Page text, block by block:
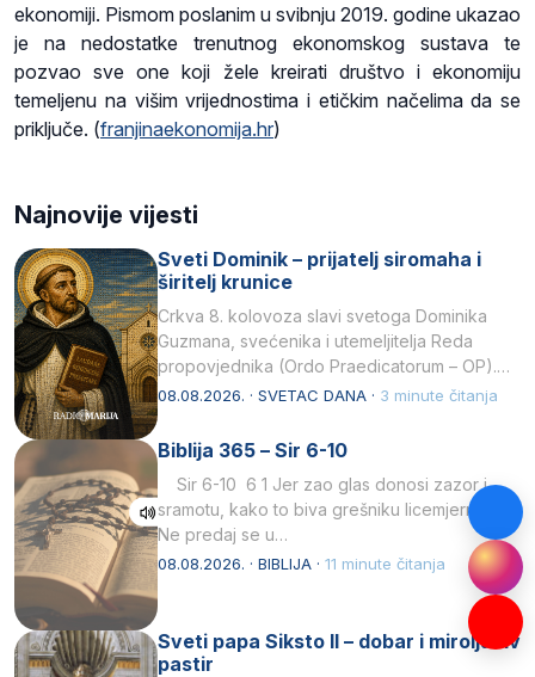
ekonomiji. Pismom poslanim u svibnju 2019. godine ukazao
je na nedostatke trenutnog ekonomskog sustava te
pozvao sve one koji žele kreirati društvo i ekonomiju
temeljenu na višim vrijednostima i etičkim načelima da se
priključe. (franjinaekonomija.hr)
Najnovije vijesti
Sveti Dominik – prijatelj siromaha i
širitelj krunice
Crkva 8. kolovoza slavi svetoga Dominika
Guzmana, svećenika i utemeljitelja Reda
propovjednika (Ordo Praedicatorum – OP).
Svojim životom, dubokom ljubavlju prema
08.08.2026. · SVETAC DANA · 3 minute čitanja
Biblija 365 – Sir 6-10
Sir 6-10 6 1 Jer zao glas donosi zazor i
sramotu, kako to biva grešniku licemjernom.2
Ne predaj se u…
08.08.2026. · BIBLIJA · 11 minute čitanja
Sveti papa Siksto II – dobar i miroljubiv
pastir